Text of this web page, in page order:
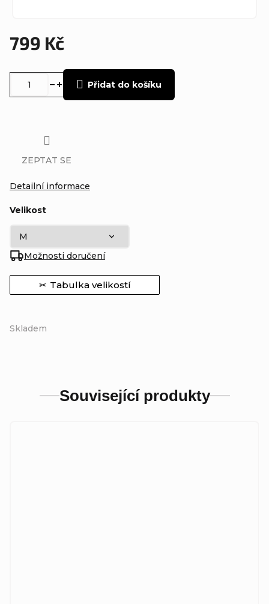
799 Kč
Skladem
Velikost
Možnosti doručení
Tabulka velikostí
Přidat do košíku
Detailní informace
ZEPTAT SE
Související produkty